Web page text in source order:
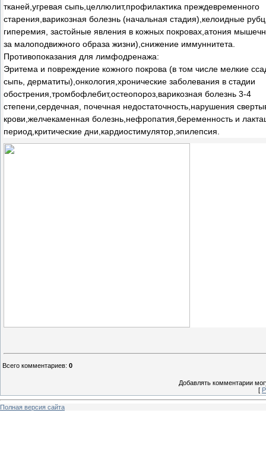
тканей,угревая сыпь,целлюлит,профилактика преждевременного
старения,варикозная болезнь (начальная стадия),келоидные
гиперемия, застойные явления в кожных покровах,атония
за малоподвижного образа жизни),снижение иммуннитета.
Противопоказания для лимфодренажа:
Эритема и повреждение кожного покрова (в том числе мелкие
сыпь, дерматиты),онкология,хронические заболевания в стадии
обострения,тромбофлебит,остеопороз,варикозная болезнь 3-4
степени,сердечная, почечная недостаточность,нарушения
крови,желчекаменная болезнь,нефропатия,беременность и
период,критические дни,кардиостимулятор,эпилепсия.
Всего комментариев: 0
Добавлять комментарии
[
Полная версия сайта